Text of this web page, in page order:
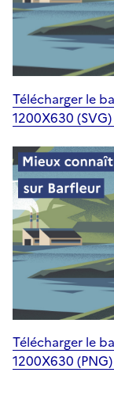
Télécharger le
1200X630 (SVG)
Télécharger le
1200X630 (PNG)